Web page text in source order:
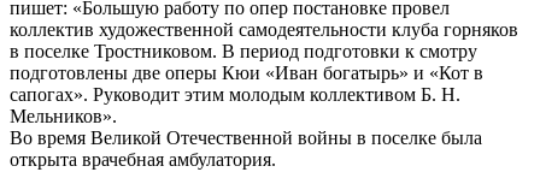
пишет: «Большую работу по опер постановке провел
коллектив художественной самодеятельности клуба горняков
в поселке Тростниковом. В период подготовки к смотру
подготовлены две оперы Кюи «Иван богатырь» и «Кот в
сапогах». Руководит этим молодым коллективом Б. Н.
Мельников».
Во время Великой Отечественной войны в поселке была
открыта врачебная амбулатория.